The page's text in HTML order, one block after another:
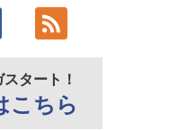
スタート！
こちら